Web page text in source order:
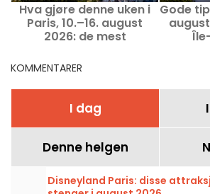
Hva gjøre denne uken i
Paris, 10.–16. august
2026: de mest
Gode
KOMMENTARER
I dag
Denne helgen
Disneyland Paris: disse